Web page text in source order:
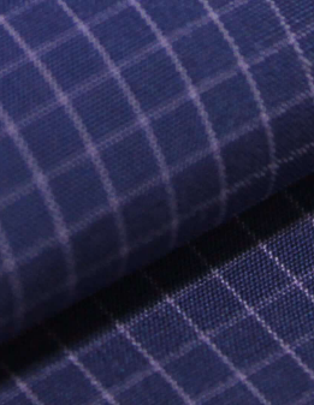
TIENDA
ETERNITÁ
UNIDADES DE NEGOCIO
HILADOS
PRENDAS
RETAIL